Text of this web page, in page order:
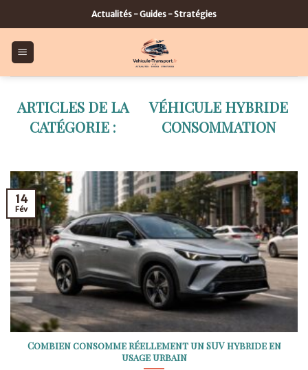
to
content
Actualités - Guides - Stratégies
VÉHICULE HYBRIDE
CONSOMMATION
Combien consomme réellement un SUV hybride en
usage urbain
14
Fév